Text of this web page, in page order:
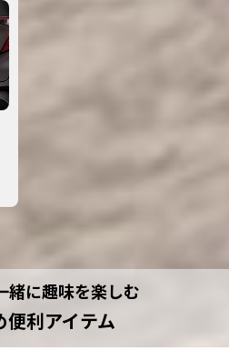
緒に趣味を楽しむ
便利アイテム